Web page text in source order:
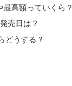
最高額っていくら？
売日は？
どうする？